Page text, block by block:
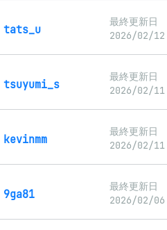
tats_u
最終更新日
2026/02/
tsuyumi_s
最終更新日
2026/02/
kevinmm
最終更新日
2026/02/
9ga81
最終更新日
2026/02/